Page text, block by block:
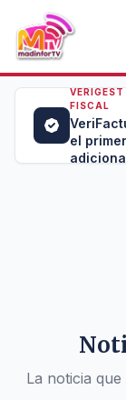
FISCAL
el
La noticia